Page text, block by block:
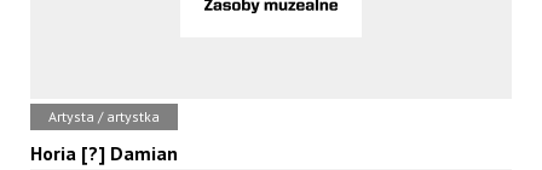
Artysta / artystka
Horia [?] Damian